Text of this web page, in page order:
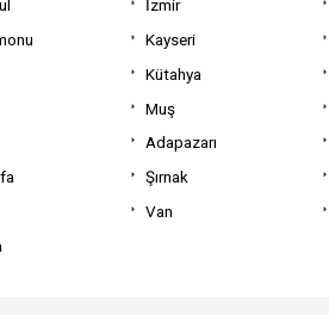
İzmir
Kayseri
Kütahya
Muş
Adapazarı
Şırnak
Van